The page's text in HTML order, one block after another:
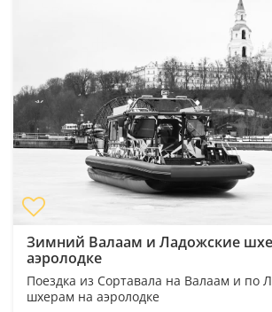
Зимний Валаам и Ладожские
аэролодке
Поездка из Сортавала на Валаам и по
шхерам на аэролодке